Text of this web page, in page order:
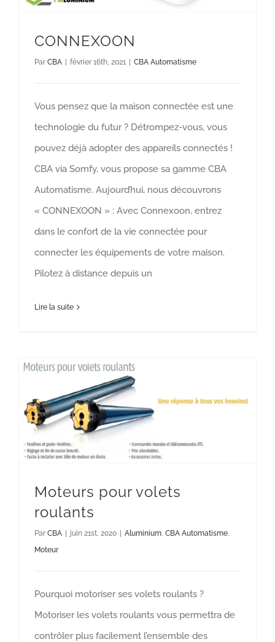
CONNEXOON
Par CBA février 16th, 2021 CBA Automatisme
Vous pensez que la maison connectée est une
technologie du futur ? Détrompez-vous, vous
pouvez déjà adopter des appareils connectés !
CBA via Somfy, vous propose sa gamme CBA
Automatisme. Aujourd’hui, nous découvrons
« CONNEXOON » : Avec Connexoon, entrez
dans le confort de la vie connectée pour
connecter les équipements de votre maison.
Pilotez à distance depuis un
Lire la suite
Moteurs pour volets roulants
Aluminium
Moteurs pour volets
roulants
Par CBA | juin 21st, 2020 | Aluminium, CBA Automatisme,
Moteur
Pourquoi motoriser ses volets roulants ?
Motoriser les volets roulants vous permettra de
contrôler plus facilement l’ensemble des